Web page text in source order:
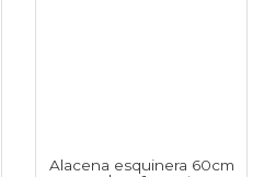
Alacena esquinera 60cm